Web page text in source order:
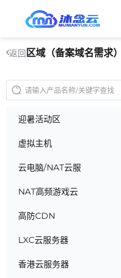
返回 区域（备案域名需求）
迎暑活动区
虚拟主机
云电脑/NAT云服
NAT高频游戏云
高防CDN
LXC云服务器
香港云服务器